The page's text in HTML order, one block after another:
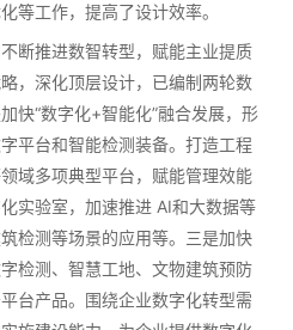
等工作，提高了设计效率。
推进数智转型，赋能主业提质
，深化顶层设计，已编制两轮数
快“数字化+智能化”融合发展，形
平台和智能检测装备。打造工程
域多项典型平台，赋能管理效能
实验室，加速推进 AI和大数据等
检测等场景的应用等。三是加快
检测、智慧工地、文物建筑预防
台产品。围绕企业数字化转型需